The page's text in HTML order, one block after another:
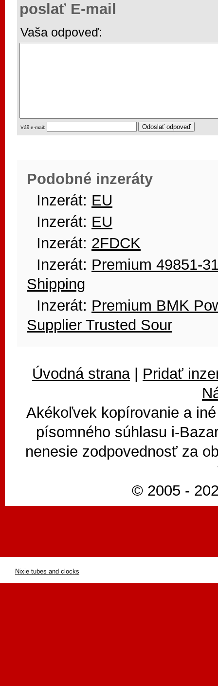
poslať E-mail
Vaša odpoveď:
Váš e-mail:
Podobné inzeráty
Inzerát: EU
Inzerát: EU
Inzerát: 2FDCK
Inzerát: Premium 49851-
Shipping
Inzerát: Premium BMK
Supplier Trusted Sour
Úvodná strana| Pridať
Akékoľvek kopírovanie a
písomného súhlasu i-
nenesie zodpovednosť za
© 2005 -
Nixie tubes and clocks